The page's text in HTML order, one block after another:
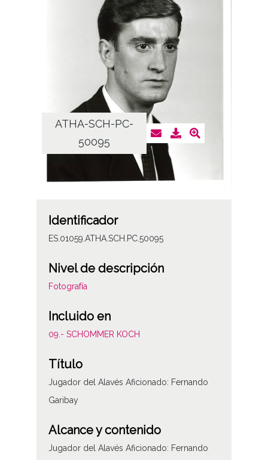
ATHA-SCH-PC-
50095
Identificador
ES.01059.ATHA.SCH.PC.50095
Nivel de descripción
Fotografía
Incluido en
09.- SCHOMMER KOCH
Título
Jugador del Alavés Aficionado: Fernando
Garibay
Alcance y contenido
Jugador del Alavés Aficionado: Fernando